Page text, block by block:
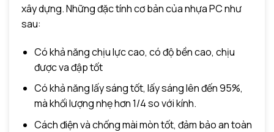
xây dựng. Những đặc tính cơ bản của nhựa PC như
sau:
Có khả năng chịu lực cao, có độ bền cao, chịu
được va đập tốt
Có khả năng lấy sáng tốt, lấy sáng lên đến 95%,
mà khối lượng nhẹ hơn 1/4 so với kính.
Cách điện và chống mài mòn tốt, đảm bảo an toàn